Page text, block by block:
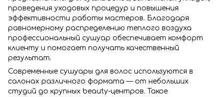
проведения уходовых процедур и повышения
эффективности работы мастеров. Благодаря
равномерному распределению теплого воздуха
профессиональный сушуар обеспечивает комфорт
клиенту и помогает получать качественный
результат.
Современные сушуары для волос используются в
салонах различного формата — от небольших
студий до крупных beauty-центров. Такое